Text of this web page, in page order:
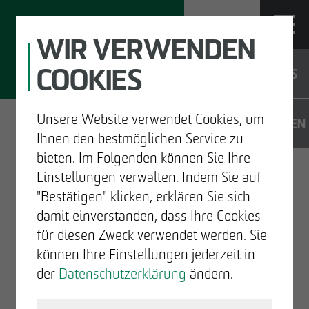
UNTERNEHMEN
ENTWICKELN
BAUEN
JOBS
DE EN
FREDUNDSTEN
FredundSten FRED + STEN entsteht in den
Kolbenhöfen im Herzen von Hamburg-
Ottensen. Das Wohnprojekt verbindet die
Ruhe eines geschützten Rückzugsortes mit
WIR VERWENDEN
COOKIES
Unsere Website verwendet Cookies, um
Ihnen den bestmöglichen Service zu
bieten. Im Folgenden können Sie Ihre
Einstellungen verwalten. Indem Sie auf
"Bestätigen" klicken, erklären Sie sich
damit einverstanden, dass Ihre Cookies
für diesen Zweck verwendet werden. Sie
können Ihre Einstellungen jederzeit in
der Datenschutzerklärung ändern.